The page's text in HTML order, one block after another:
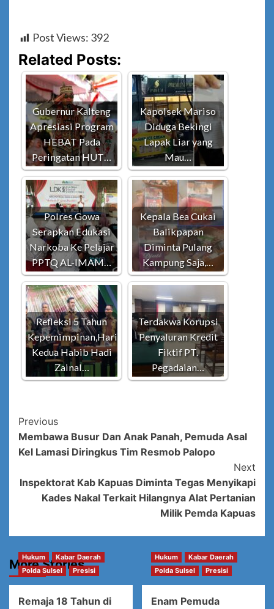
Post Views: 392
Related Posts:
Gubernur Kalteng
Apresiasi Program
HEBAT Pada
Peringatan HUT…
Kapolsek Mariso
Diduga Bekingi
Lapak Liar yang
Mau…
Polres Gowa
Serapkan Edukasi
Narkoba Ke Pelajar
PPTQ AL-IMAM…
Kepala Bea Cukai
Balikpapan
Diminta Pulang
Kampung Saja,…
Refleksi 5 Tahun
Kepemimpinan,Hari
Kedua Habib Hadi
Zainal…
Terdakwa Korupsi
Penyaluran Kredit
Fiktif PT.
Pegadaian…
Post
Navigation
Previous
Membawa Busur Dan Anak Panah, Pemuda Asal
Kel Lamasi Diringkus Tim Resmob Palopo
Next
Inspektorat Kab Kapuas Diminta Tegas Menyikapi
Kades Nakal Terkait Hilangnya Alat Pertanian
Milik Pemda Kapuas
More Stories
Hukum
Kabar Daerah
Polda Sulsel
Presisi
Remaja 18 Tahun di
Hukum
Kabar Daerah
Polda Sulsel
Presisi
Enam Pemuda